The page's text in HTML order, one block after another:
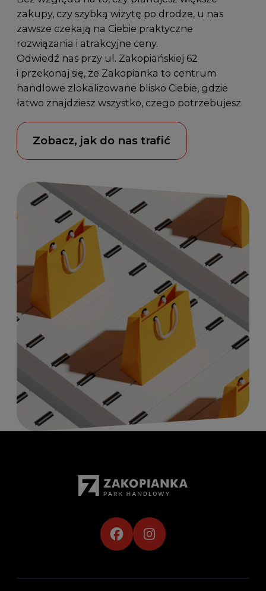
zakupy, czy szybką wizytę po drodze, u nas
zawsze czekają na Ciebie praktyczne
rozwiązania i atrakcyjne ceny.
Odwiedź nas przy ul. Zakopiańskiej 62
i przekonaj się, że Zakopianka to centrum
handlowe zlokalizowane blisko Ciebie, gdzie
łatwo znajdziesz wszystko, czego potrzebujesz.
Zobacz, jak do nas trafić